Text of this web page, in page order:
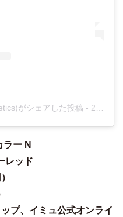
がシェアした投稿 - 2018年11月月14日午後7時00分PST
ラー N
レッド
プ、イミュ公式オンライ